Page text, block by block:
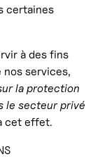
certaines
à des fins
nos services,
la protection
le secteur privé
cet effet.